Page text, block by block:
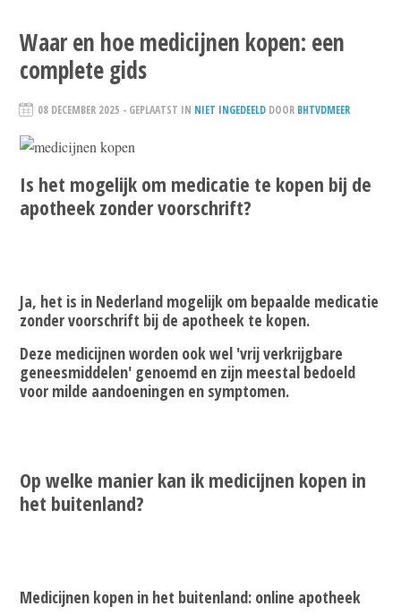
Waar en hoe medicijnen kopen: een
complete gids
08 DECEMBER 2025 - GEPLAATST IN NIET INGEDEELD DOOR BHTVDMEER
Is het mogelijk om medicatie te kopen bij de
apotheek zonder voorschrift?
Ja, het is in Nederland mogelijk om bepaalde medicatie
zonder voorschrift bij de apotheek te kopen.
Deze medicijnen worden ook wel 'vrij verkrijgbare
geneesmiddelen' genoemd en zijn meestal bedoeld
voor milde aandoeningen en symptomen.
Op welke manier kan ik medicijnen kopen in
het buitenland?
Medicijnen kopen in het buitenland: online apotheek